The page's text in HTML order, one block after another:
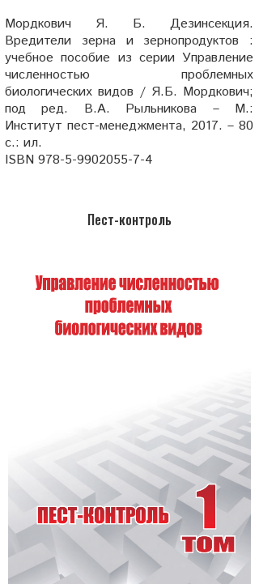
Мордкович Я. Б. Дезинсекция.
Вредители зерна и зернопродуктов :
учебное пособие из серии Управление
численностью проблемных
биологических видов / Я.Б. Мордкович;
под ред. В.А. Рыльникова – М.:
Институт пест-менеджмента, 2017. – 80
с.: ил.
ISBN 978-5-9902055-7-4
Пест-контроль